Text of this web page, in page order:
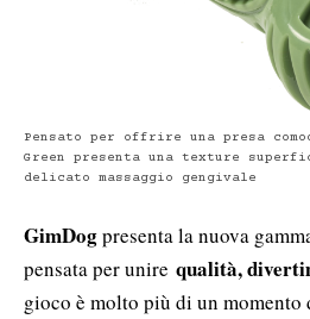
Pensato per offrire una presa
Green presenta una texture
delicato massaggio gengivale
GimDogpresenta la nuova
pensata per unire qualità,
gioco è molto più di un momento